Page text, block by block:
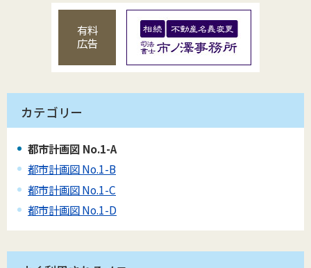
有料
広告
カテゴリー
都市計画図 No.1-A
都市計画図 No.1-B
都市計画図 No.1-C
都市計画図 No.1-D